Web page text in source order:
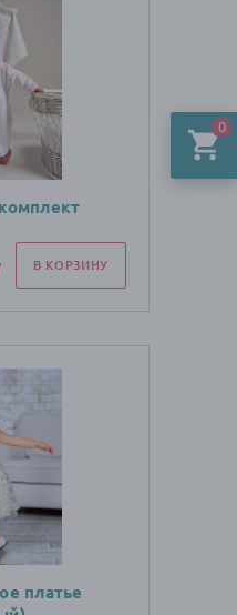
0
В КОРЗИНУ
платье